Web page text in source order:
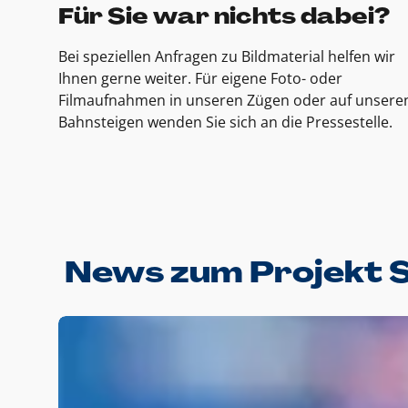
Für Sie war nichts dabei?
Bei speziellen Anfragen zu Bildmaterial helfen wir
Ihnen gerne weiter. Für eigene Foto- oder
Filmaufnahmen in unseren Zügen oder auf
Bahnsteigen wenden Sie sich an die Pressestelle.
News zum Projekt